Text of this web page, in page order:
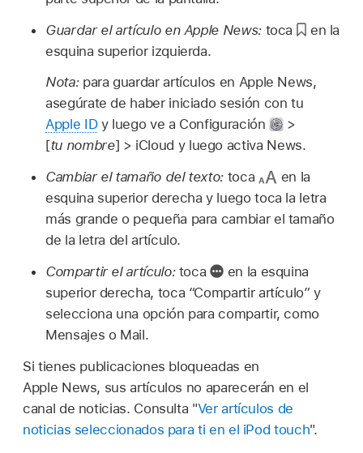
Guardar el artículo en Apple News:toca
en la
esquina superior izquierda.
Nota: para guardar artículos en Apple News,
asegúrate de haber iniciado sesión con tu
Apple IDy luego ve a Configuración
>
[tu nombre] > iCloud y luego activa News.
Cambiar el tamaño del texto: toca
en la
esquina superior derecha y luego toca la letra
más grande o pequeña para cambiar el tamaño
de la letra del artículo.
Compartir el artículo:toca
en la esquina
superior derecha, toca “Compartir artículo” y
selecciona una opción para compartir, como
Mensajes o Mail.
Si tienes publicaciones bloqueadas en
Apple News, sus artículos no aparecerán en el
canal de noticias. Consulta "Ver artículos de
noticias seleccionados para ti en el iPod touch".